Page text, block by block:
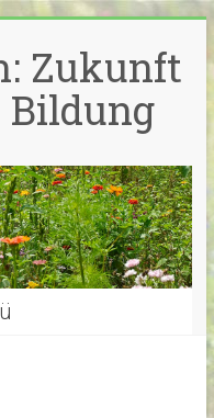
Zukunft